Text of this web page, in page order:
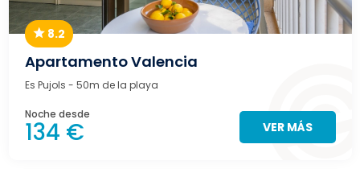
8.2
Apartamento Valencia
Es Pujols - 50m de la playa
Noche desde
134 € VER MÁS